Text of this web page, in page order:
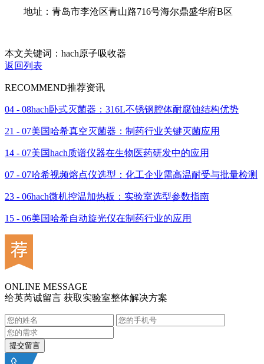
地址：青岛市李沧区青山路716号海尔鼎盛华府B区
本文关键词：hach原子吸收器
返回列表
RECOMMEND推荐资讯
04 - 08hach卧式灭菌器：316L不锈钢腔体耐腐蚀结构优势
21 - 07美国哈希真空灭菌器：制药行业关键灭菌应用
14 - 07美国hach质谱仪器在生物医药研发中的应用
07 - 07哈希视频熔点仪选型：化工企业需高温耐受与批量检测
23 - 06hach微机控温加热板：实验室选型参数指南
15 - 06美国哈希自动旋光仪在制药行业的应用
ONLINE MESSAGE
给英芮诚留言 获取实验室整体解决方案